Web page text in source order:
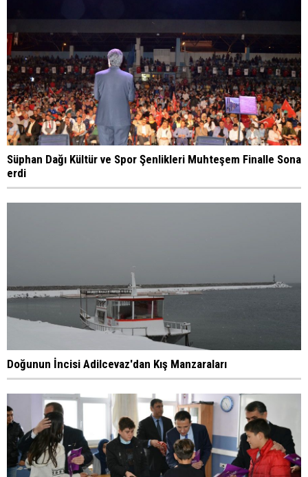
Süphan Dağı Kültür ve Spor Şenlikleri Muhteşem Finalle Sona
erdi
Doğunun İncisi Adilcevaz'dan Kış Manzaraları